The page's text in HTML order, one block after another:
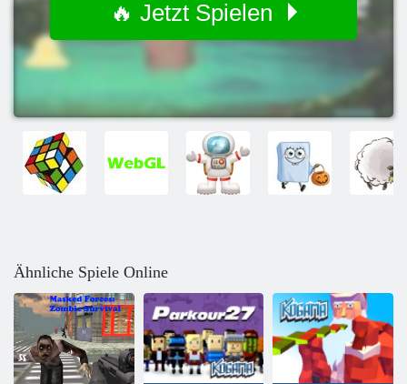
🔥 Jetzt Spielen
Ähnliche Spiele Online